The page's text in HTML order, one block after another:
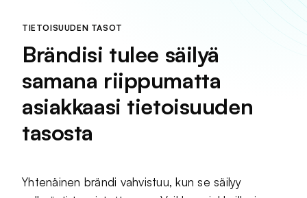
TIETOISUUDEN TASOT
Brändisi tulee säilyä
samana riippumatta
asiakkaasi tietoisuuden
tasosta
Yhtenäinen brändi vahvistuu, kun se säilyy